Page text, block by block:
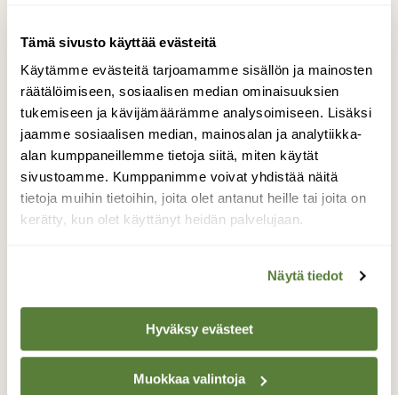
Tämä sivusto käyttää evästeitä
Käytämme evästeitä tarjoamamme sisällön ja mainosten
räätälöimiseen, sosiaalisen median ominaisuuksien
tukemiseen ja kävijämäärämme analysoimiseen. Lisäksi
jaamme sosiaalisen median, mainosalan ja analytiikka-
alan kumppaneillemme tietoja siitä, miten käytät
sivustoamme. Kumppanimme voivat yhdistää näitä
tietoja muihin tietoihin, joita olet antanut heille tai joita on
kerätty, kun olet käyttänyt heidän palvelujaan.
Näytä tiedot
Hyväksy evästeet
Muokkaa valintoja
Ruskan jälkeen
Alkaa sumujen ja sateiden aika. Pian alkaa
pakkaset ja hiihtokelit?
Valokuvaaja: Reijo Juurinen, Nuuksion
TAKAISIN LISTAAN